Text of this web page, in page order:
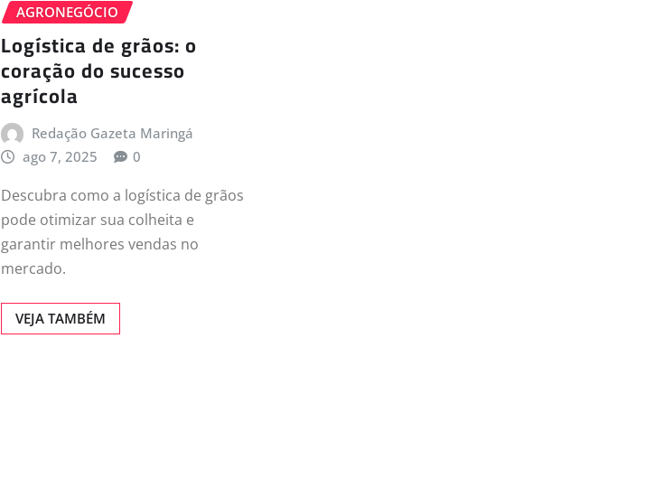
AGRONEGÓCIO
Logística de grãos: o
coração do sucesso
agrícola
Redação Gazeta Maringá
ago 7, 2025
0
Descubra como a logística de grãos
pode otimizar sua colheita e
garantir melhores vendas no
mercado.
VEJA TAMBÉM